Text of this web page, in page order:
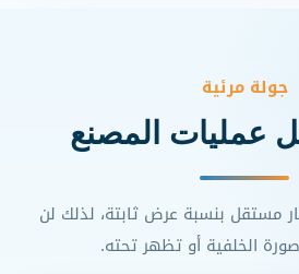
جولة مرئية
عمليات المصنع
مستقل بنسبة عرض ثابتة، لذلك لن
الخلفية أو تظهر تحته.